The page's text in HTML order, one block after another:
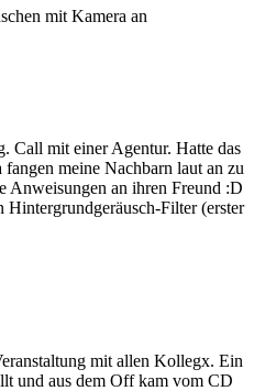
mit Kamera an
Call mit einer Agentur. Hatte das
meine Nachbarn laut an zu
Anweisungen an ihren Freund :D
Hintergrundgeräusch-Filter (erster
mit allen Kollegx. Ein
und aus dem Off kam vom CD